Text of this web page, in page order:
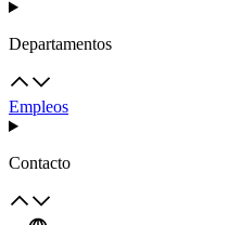
Departamentos
Empleos
Contacto